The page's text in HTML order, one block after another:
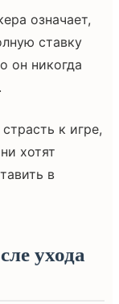
означает,
ставку
он никогда
к игре,
хотят
в
ухода